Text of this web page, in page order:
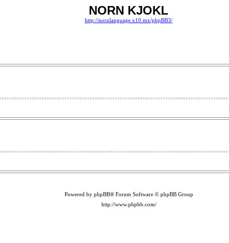
NORN KJOKL
http://nornlanguage.x10.mx/phpBB3/
Powered by phpBB® Forum Software © phpBB Group
http://www.phpbb.com/